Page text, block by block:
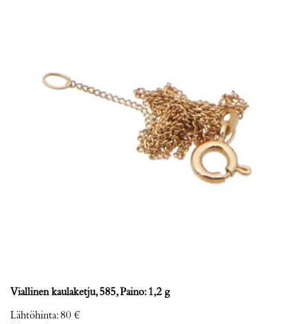
Viallinen kaulaketju, 585, Paino: 1,2 g
Lähtöhinta:80 €